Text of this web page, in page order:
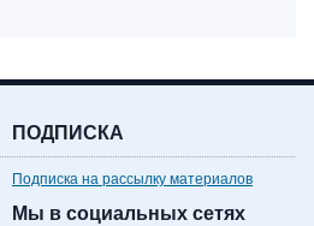
ПОДПИСКА
Подписка на рассылку материалов
Мы в социальных сетях